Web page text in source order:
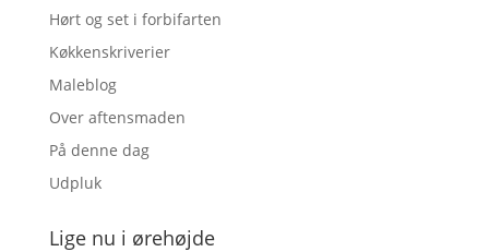
Hørt og set i forbifarten
Køkkenskriverier
Maleblog
Over aftensmaden
På denne dag
Udpluk
Lige nu i ørehøjde